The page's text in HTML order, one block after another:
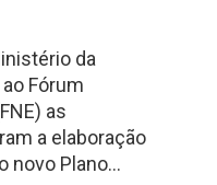
da
Fórum
as
a elaboração
novo Plano…